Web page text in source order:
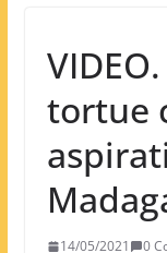
tortue
14/05/2021 0